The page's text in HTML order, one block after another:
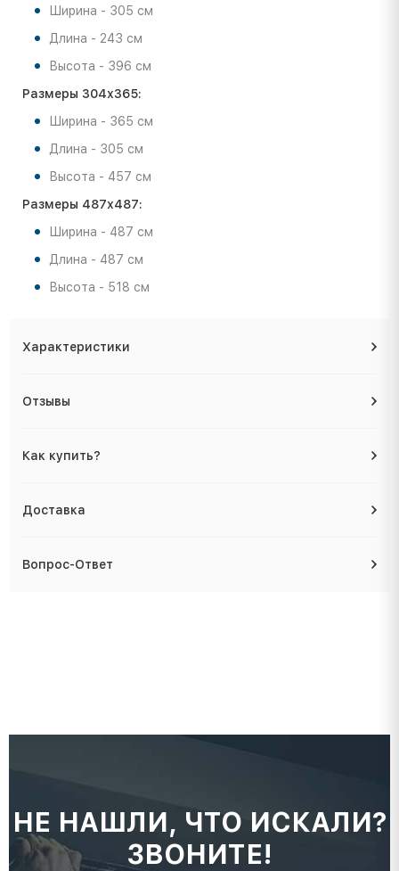
Ширина - 305 см
Длина - 243 см
Высота - 396 см
Размеры 304х365:
Ширина - 365 см
Длина - 305 см
Высота - 457 см
Размеры 487х487:
Ширина - 487 см
Длина - 487 см
Высота - 518 см
Характеристики
Отзывы
Как купить?
Доставка
Вопрос-Ответ
НЕ НАШЛИ, ЧТО ИСКАЛИ?
ЗВОНИТЕ!